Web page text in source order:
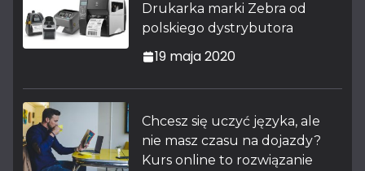
Drukarka marki Zebra od
polskiego dystrybutora
19 maja 2020
Chcesz się uczyć języka, ale
nie masz czasu na dojazdy?
Kurs online to rozwiązanie